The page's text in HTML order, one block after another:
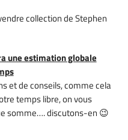
collection de Stephen
une estimation globale
et de conseils, comme cela
temps libre, on vous
somme…. discutons-en 😉